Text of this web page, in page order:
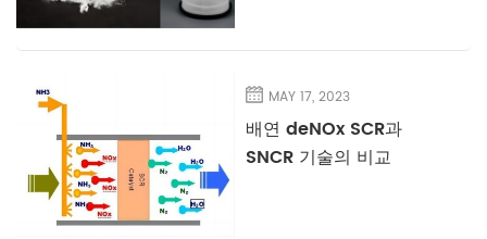
MAY 17, 2023
배연 deNOx SCR과
SNCR 기술의 비교